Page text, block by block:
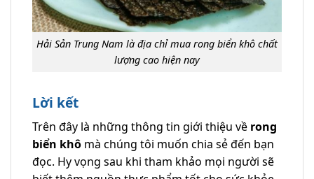
Hải Sản Trung Nam là địa chỉ mua rong biển khô chất
lượng cao hiện nay
Lời kết
Trên đây là những thông tin giới thiệu về rong
biển khô mà chúng tôi muốn chia sẻ đến bạn
đọc. Hy vọng sau khi tham khảo mọi người sẽ